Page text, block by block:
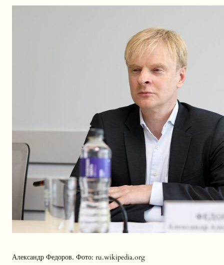
Александр Федоров. Фото: ru.wikipedia.org